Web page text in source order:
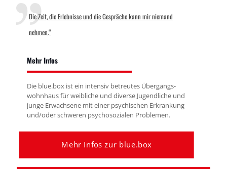
Die Zeit, die Erlebnisse und die Gespräche kann mir niemand
nehmen.“
Mehr Infos
Die blue.box ist ein inten­siv be­treu­tes Über­gangs­­
wohn­­haus für weib­liche und di­verse Jugend­­liche und
junge Er­wach­sene mit einer psy­chi­schen Er­krank­ung
und/oder schwe­r­en psy­cho­­so­zialen Pro­ble­men.
Mehr Infos zur blue.box